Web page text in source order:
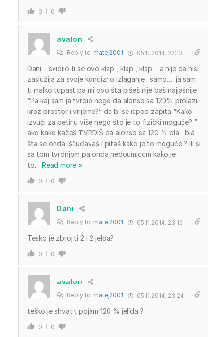
0 0
avalon
Reply to matej2001 05.11.2014. 22:13
Dani… svidilo ti se ovo klap , klap , klap …a nije da nisi
zaslužija za svoje koncizno izlaganje . samo…. ja sam
ti malko tupast pa mi ovo šta pišeš nije baš najjasnije
“Pa kaj sam ja tvrdio nego da alonso sa 120% prolazi
kroz prostor i vrijeme?” da bi se ispod zapita “Kako
izvući za petinu više nego što je to fizički moguće? ”
ako kako kažeš TVRDIŠ da alonso sa 120 % bla , bla
šta se onda iščuđavaš i pitaš kako je to moguče ? ili si
sa tom tvrdnjom pa onda nedoumicom kako je
to… Read more »
0 0
Dani
Reply to matej2001 05.11.2014. 23:13
Tesko je zbrojiti 2 i 2 jelda?
0 0
avalon
Reply to matej2001 05.11.2014. 23:24
teško je shvatit pojam 120 % jel’da ?
0 0